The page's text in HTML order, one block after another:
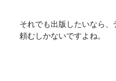
それでも出版したいなら
頼むしかないですよね。